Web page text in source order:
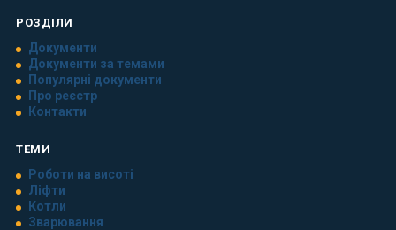
РОЗДІЛИ
Документи
Документи за темами
Популярні документи
Про реєстр
Контакти
ТЕМИ
Роботи на висоті
Ліфти
Котли
Зварювання